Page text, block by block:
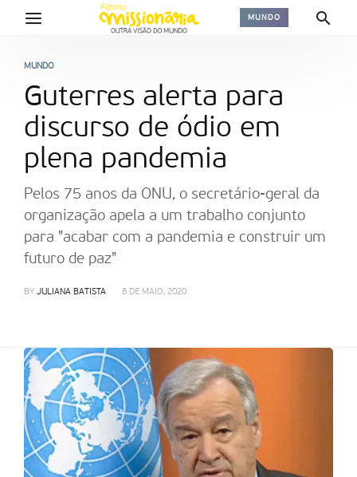
MUNDO
MUNDO
Guterres alerta para
discurso de ódio em
plena pandemia
Pelos 75 anos da ONU, o secretário-geral da
organização apela a um trabalho conjunto
para "acabar com a pandemia e construir um
futuro de paz"
BY JULIANA BATISTA 8 DE MAIO, 2020